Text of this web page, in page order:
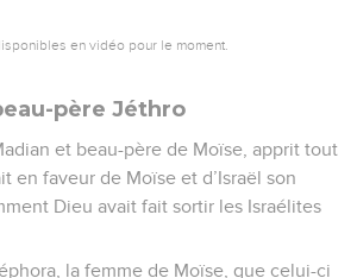
en vidéo pour le moment.
père Jéthro
et beau-père de Moïse, apprit tout
en faveur de Moïse et d’Israël son
Dieu avait fait sortir les Israélites
la femme de Moïse, que celui-ci